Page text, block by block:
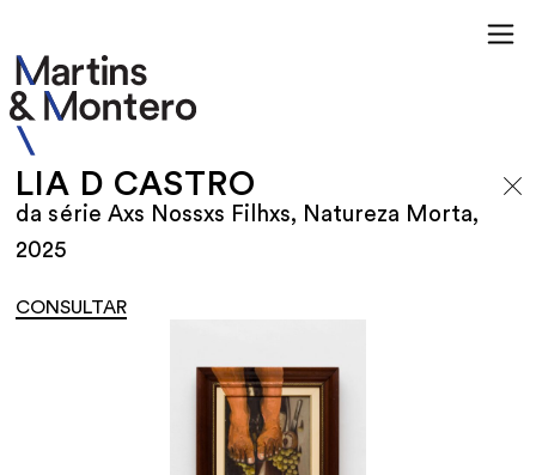
LIA D CASTRO
da série Axs Nossxs Filhxs, Natureza Morta,
2025
CONSULTAR